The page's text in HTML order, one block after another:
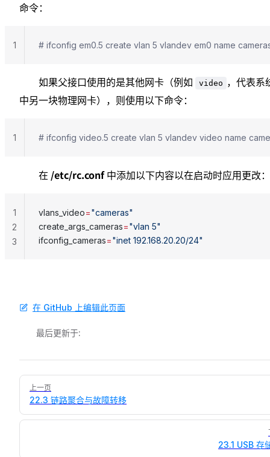
命令：
# ifconfig em0.5 create vlan 5 vlandev em0 name
1
如果父接口使用的是其他网卡（例如 video ，代表系
中另一块物理网卡），则使用以下命令：
# ifconfig video.5 create vlan 5 vlandev video name
1
在 /etc/rc.conf中添加以下内容以在启动时应用更改：
vlans_video="cameras"
create_args_cameras="vlan 5"
ifconfig_cameras="inet 192.168.20.20/24"
1
2
3
在 GitHub 上编辑此页面
最后更新于:
Pager
上一页
22.3 链路聚合与故障转移
23.1 USB 存